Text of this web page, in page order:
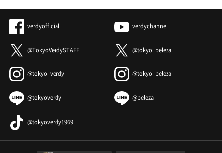
verdyofficial verdychannel
@TokyoVerdySTAFF @tokyo_beleza
@tokyo_verdy @tokyo_beleza
@tokyoverdy @beleza
@tokyoverdy1969